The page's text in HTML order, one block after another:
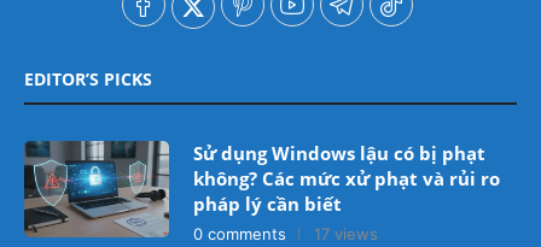
EDITOR’S PICKS
Sử dụng Windows lậu có bị phạt
không? Các mức xử phạt và rủi ro
pháp lý cần biết
0 comments 17 views